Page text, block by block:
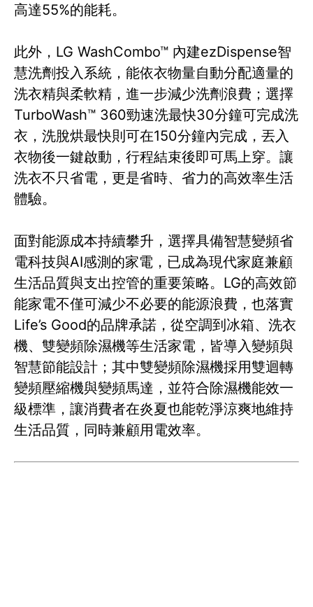
高達55%的能耗。
此外，LG WashCombo™ 內建ezDispense智
慧洗劑投入系統，能依衣物量自動分配適量的
洗衣精與柔軟精，進一步減少洗劑浪費；選擇
TurboWash™ 360勁速洗最快30分鐘可完成洗
衣，洗脫烘最快則可在150分鐘內完成，丟入
衣物後一鍵啟動，行程結束後即可馬上穿。讓
洗衣不只省電，更是省時、省力的高效率生活
體驗。
面對能源成本持續攀升，選擇具備智慧變頻省
電科技與AI感測的家電，已成為現代家庭兼顧
生活品質與支出控管的重要策略。LG的高效節
能家電不僅可減少不必要的能源浪費，也落實
Life’s Good的品牌承諾，從空調到冰箱、洗衣
機、雙變頻除濕機等生活家電，皆導入變頻與
智慧節能設計；其中雙變頻除濕機採用雙迴轉
變頻壓縮機與變頻馬達，並符合除濕機能效一
級標準，讓消費者在炎夏也能乾淨涼爽地維持
生活品質，同時兼顧用電效率。